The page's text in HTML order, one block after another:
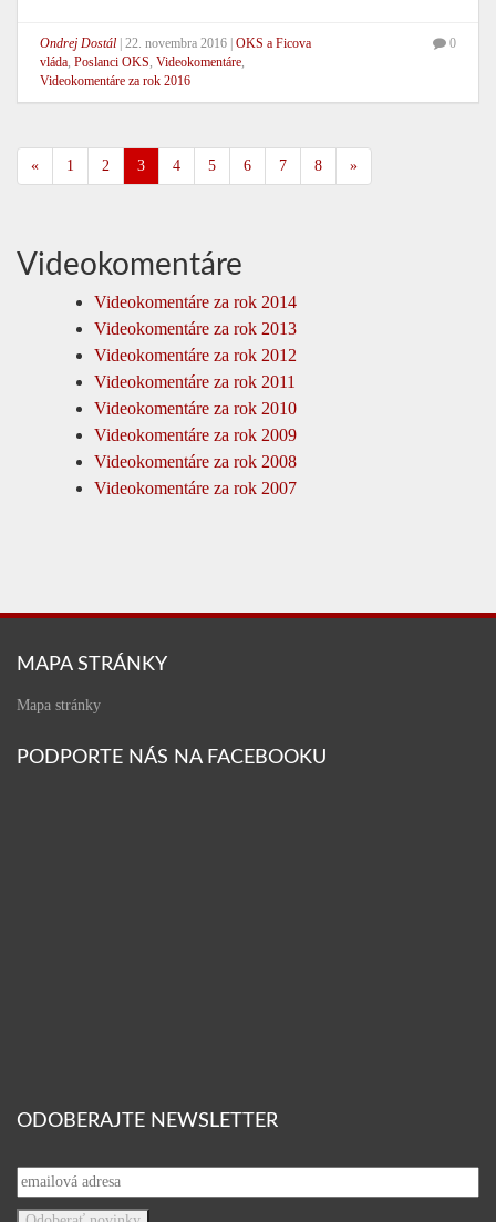
Ondrej Dostál 22. novembra 2016 OKS a Ficova
vláda, Poslanci OKS, Videokomentáre,
Videokomentáre za rok 2016
0
« 1 2 3 4 5 6 7 8 »
Videokomentáre
Videokomentáre za rok 2014
Videokomentáre za rok 2013
Videokomentáre za rok 2012
Videokomentáre za rok 2011
Videokomentáre za rok 2010
Videokomentáre za rok 2009
Videokomentáre za rok 2008
Videokomentáre za rok 2007
MAPA STRÁNKY
Mapa stránky
PODPORTE NÁS NA FACEBOOKU
ODOBERAJTE NEWSLETTER